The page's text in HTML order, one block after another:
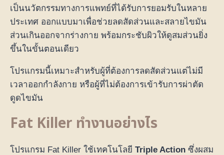
เป็นนวัตกรรมทางการแพทย์ที่ได้รับการยอมรับในหลาย
ประเทศ ออกแบบมาเพื่อช่วยลดสัดส่วนและสลายไขมัน
ส่วนเกินออกจากร่างกาย พร้อมกระชับผิวให้ดูสมส่วนยิ่ง
ขึ้นในขั้นตอนเดียว
โปรแกรมนี้เหมาะสำหรับผู้ที่ต้องการลดสัดส่วนแต่ไม่มี
เวลาออกกำลังกาย หรือผู้ที่ไม่ต้องการเข้ารับการผ่าตัด
ดูดไขมัน
Fat Killer ทำงานอย่างไร
โปรแกรม Fat Killer ใช้เทคโนโลยี Triple Action ซึ่งผสม